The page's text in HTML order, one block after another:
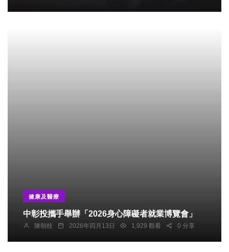
健康及醫療
中彰投攜手舉辦「2026身心障礙者就業博覽會」
陳朝枝 2026年四月13日 1,929 觀看 0 分享